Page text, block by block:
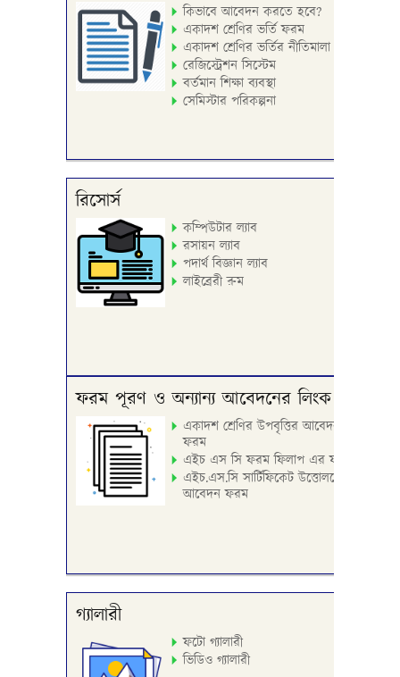
কিভাবে আবেদন করতে হবে?
একাদশ শ্রেণির ভর্তি ফরম
একাদশ শ্রেণির ভর্তির নীতিমালা
রেজিস্ট্রেশন সিস্টেম
বর্তমান শিক্ষা ব্যবস্থা
সেমিস্টার পরিকল্পনা
রিসোর্স
কম্পিউটার ল্যাব
রসায়ন ল্যাব
পদার্থ বিজ্ঞান ল্যাব
লাইব্রেরী রুম
ফরম পূরণ ও অন্যান্য আবেদনের লিংক
একাদশ শ্রেণির উপবৃত্তির আবেদন
ফরম
এইচ এস সি ফরম ফিলাপ এর ফরম
এইচ.এস.সি সার্টিফিকেট উত্তোলনের
আবেদন ফরম
গ্যালারী
ফটো গ্যালারী
ভিডিও গ্যালারী